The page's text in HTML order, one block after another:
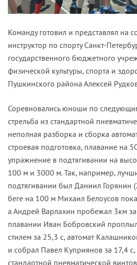
Команду готовил и представлял на
инструктор по спорту Санкт-
государственного бюджетного
физической культуры, спорта и
Пушкинского района Алексей
Соревновались юноши по
стрельба из стандартной
неполная разборка и сборка
строевая подготовка, плавание на
упражнение в подтягивании на
100 м и 3000 м. Так, например,
подтягивании был Даниил Горянин
беге на 100 м Михаил Белоусов
а Андрей Варлахин пробежал 3км
плавании Иван Бобровский
стилем за 25,3 с, автомат
и собрал Павел Куприянов за 17,4 с,
стандартной пневматической